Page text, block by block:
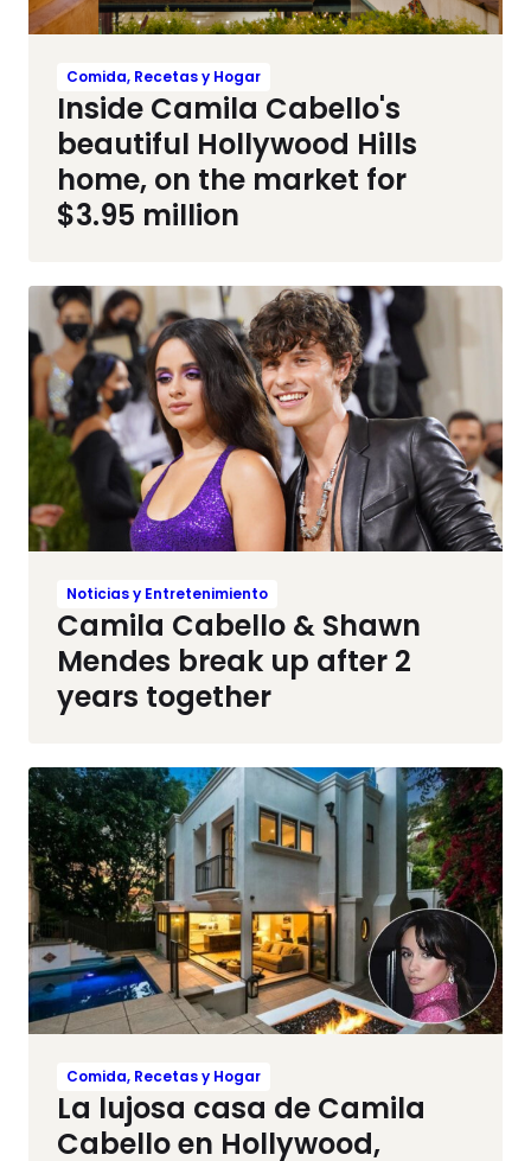
Comida, Recetas y Hogar
Inside Camila Cabello's
beautiful Hollywood Hills
home, on the market for
$3.95 million
Noticias y Entretenimiento
Camila Cabello & Shawn
Mendes break up after 2
years together
Comida, Recetas y Hogar
La lujosa casa de Camila
Cabello en Hollywood,